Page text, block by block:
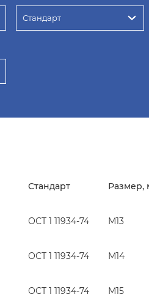
Стандарт
Стандарт Размер,
ОСТ 1 11934-74 М13
ОСТ 1 11934-74 М14
ОСТ 1 11934-74 М15